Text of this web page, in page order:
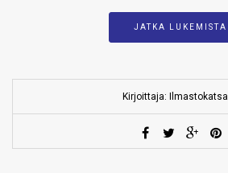
JATKA LUKEMISTA
Kirjoittaja: